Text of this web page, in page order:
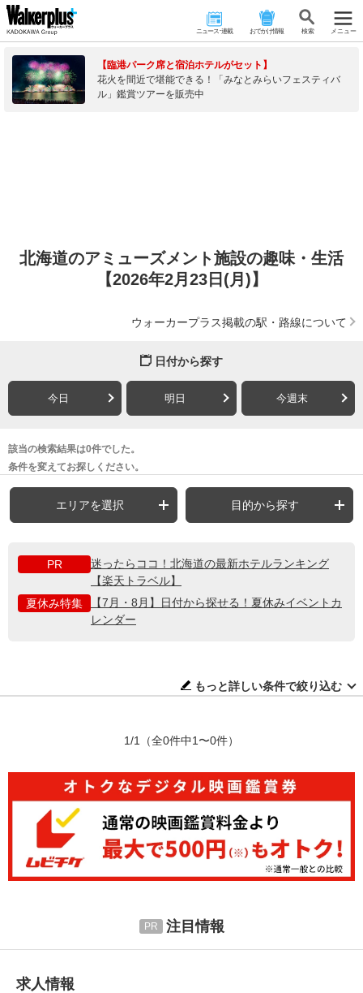
ニュース･連載 おでかけ情報 検 索 メニュー
【臨港パーク席と宿泊ホテルがセット】
花火を間近で堪能できる！「みなとみらいフェスティバ
ル」鑑賞ツアーを販売中
北海道のアミューズメント施設の趣味・生活
【2026年2月23日(月)】
ウォーカープラス掲載の駅・路線について
日付から探す
今日 明日 今週末
該当の検索結果は0件でした。
条件を変えてお探しください。
エリアを選択 目的から探す
PR
迷ったらココ！北海道の最新ホテルランキング
【楽天トラベル】
夏休み特集
【7月・8月】日付から探せる！夏休みイベントカ
レンダー
もっと詳しい条件で絞り込む
1/1 （全0件中1〜0件）
注目情報
求人情報